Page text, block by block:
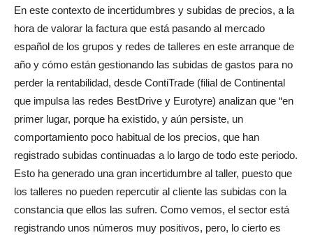
En este contexto de incertidumbres y subidas de precios, a la
hora de valorar la factura que está pasando al mercado
español de los grupos y redes de talleres en este arranque de
año y cómo están gestionando las subidas de gastos para no
perder la rentabilidad, desde ContiTrade (filial de Continental
que impulsa las redes BestDrive y Eurotyre) analizan que “en
primer lugar, porque ha existido, y aún persiste, un
comportamiento poco habitual de los precios, que han
registrado subidas continuadas a lo largo de todo este periodo.
Esto ha generado una gran incertidumbre al taller, puesto que
los talleres no pueden repercutir al cliente las subidas con la
constancia que ellos las sufren. Como vemos, el sector está
registrando unos números muy positivos, pero, lo cierto es